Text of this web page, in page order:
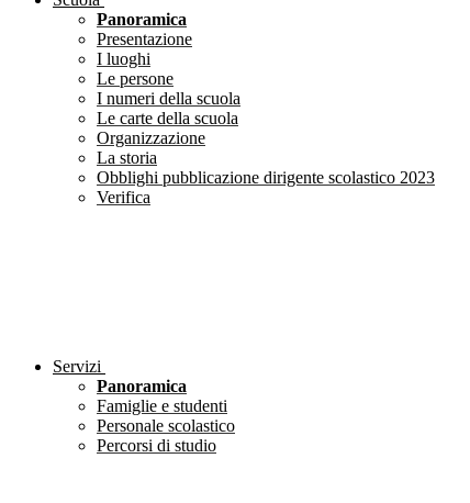
Panoramica
Presentazione
I luoghi
Le persone
I numeri della scuola
Le carte della scuola
Organizzazione
La storia
Obblighi pubblicazione dirigente scolastico 2023
Verifica
Servizi
Panoramica
Famiglie e studenti
Personale scolastico
Percorsi di studio